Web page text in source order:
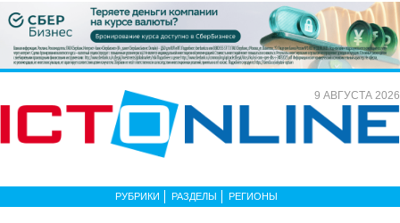
9 АВГУСТА 2026
РУБРИКИ РАЗДЕЛЫ РЕГИОНЫ